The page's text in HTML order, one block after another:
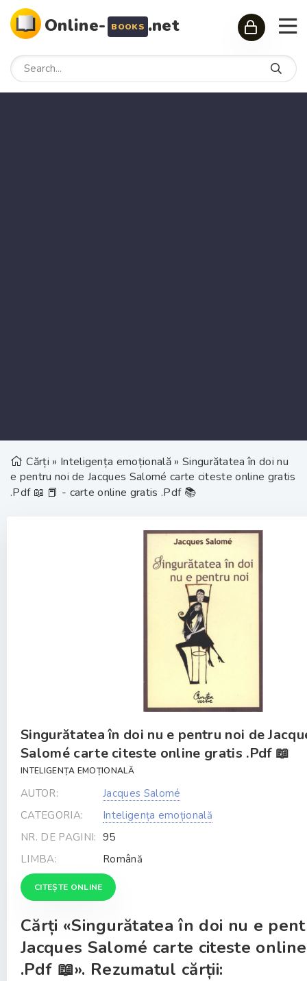
Online- BOOKS .net
Cărți » Inteligența emoțională» Singurătatea în doi nu
e pentru noi de Jacques Salomé carte citeste online gratis
.Pdf 📖 📕 - carte online gratis .Pdf 📚
Singurătatea în doi nu e pentru noi de
Salomé carte citeste online gratis .Pdf 📖
INTELIGENȚA EMOȚIONALĂ
AUTOR:
Jacques Salomé
CATEGORIA:
Inteligența emoțională
NR. DE PAGINI: 95
LIMBA:
Română
CITEȘTE ONLINE
Cărți «Singurătatea în doi nu e
Jacques Salomé carte citeste
.Pdf 📖». Rezumatul cărții: